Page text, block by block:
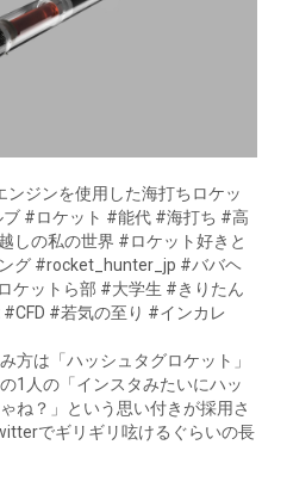
ジンを使用した海打ちロケッ
ブ #ロケット #能代 #海打ち #高
しの私の世界 #ロケット好きと
グ #rocket_hunter_jp #ババヘ
ケットら部 #大学生 #きりたん
#若気の至り #インカレ
方は「ハッシュタグロケット」
1人の「インスタみたいにハッ
ね？」という思い付きが採用さ
でギリギリ呟けるぐらいの長